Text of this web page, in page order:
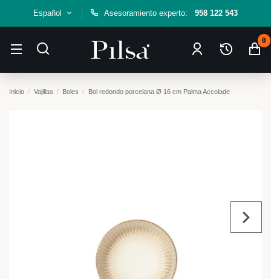
Español Asesoramiento experto: 958 122 543
0
Inicio Vajillas Boles Bol redondo porcelana Ø 16 cm Palma Accolade